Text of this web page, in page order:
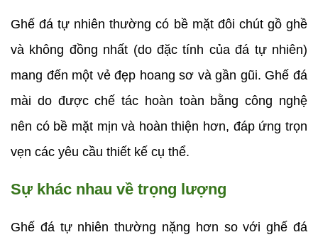
Ghế đá tự nhiên thường có bề mặt đôi chút gồ ghề
và không đồng nhất (do đặc tính của đá tự nhiên)
mang đến một vẻ đẹp hoang sơ và gần gũi. Ghế đá
mài do được chế tác hoàn toàn bằng công nghệ
nên có bề mặt mịn và hoàn thiện hơn, đáp ứng trọn
vẹn các yêu cầu thiết kế cụ thể.
Sự khác nhau về trọng lượng
Ghế đá tự nhiên thường nặng hơn so với ghế đá